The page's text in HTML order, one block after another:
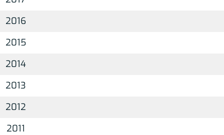
2016
2015
2014
2013
2012
2011